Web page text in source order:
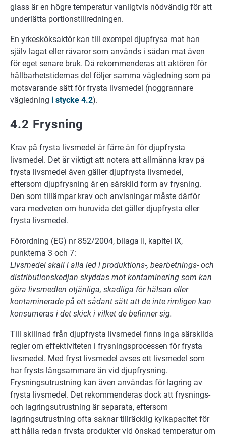
glass är en högre temperatur vanligtvis nödvändig för att
underlätta portionstillredningen.
En yrkesköksaktör kan till exempel djupfrysa mat han
själv lagat eller råvaror som används i sådan mat även
för eget senare bruk. Då rekommenderas att aktören för
hållbarhetstidernas del följer samma vägledning som på
motsvarande sätt för frysta livsmedel (noggrannare
vägledning i stycke 4.2).
4.2 Frysning
Krav på frysta livsmedel är färre än för djupfrysta
livsmedel. Det är viktigt att notera att allmänna krav på
frysta livsmedel även gäller djupfrysta livsmedel,
eftersom djupfrysning är en särskild form av frysning.
Den som tillämpar krav och anvisningar måste därför
vara medveten om huruvida det gäller djupfrysta eller
frysta livsmedel.
Förordning (EG) nr 852/2004, bilaga II, kapitel IX,
punkterna 3 och 7:
Livsmedel skall i alla led i produktions-, bearbetnings- och
distributionskedjan skyddas mot kontaminering som kan
göra livsmedlen otjänliga, skadliga för hälsan eller
kontaminerade på ett sådant sätt att de inte rimligen kan
konsumeras i det skick i vilket de befinner sig.
Till skillnad från djupfrysta livsmedel finns inga särskilda
regler om effektiviteten i frysningsprocessen för frysta
livsmedel. Med fryst livsmedel avses ett livsmedel som
har frysts långsammare än vid djupfrysning.
Frysningsutrustning kan även användas för lagring av
frysta livsmedel. Det rekommenderas dock att frysnings-
och lagringsutrustning är separata, eftersom
lagringsutrustning ofta saknar tillräcklig kylkapacitet för
att hålla redan frysta produkter vid önskad temperatur om